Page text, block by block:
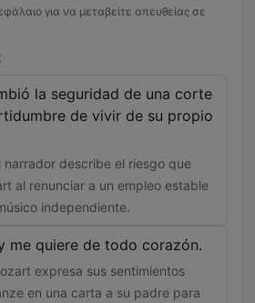
για να μεταβείτε απευθείας σε
la seguridad de una corte
de vivir de su propio
narrador describe el riesgo que
al renunciar a un empleo estable
independiente.
me quiere de todo corazón.
expresa sus sentimientos
en una carta a su padre para